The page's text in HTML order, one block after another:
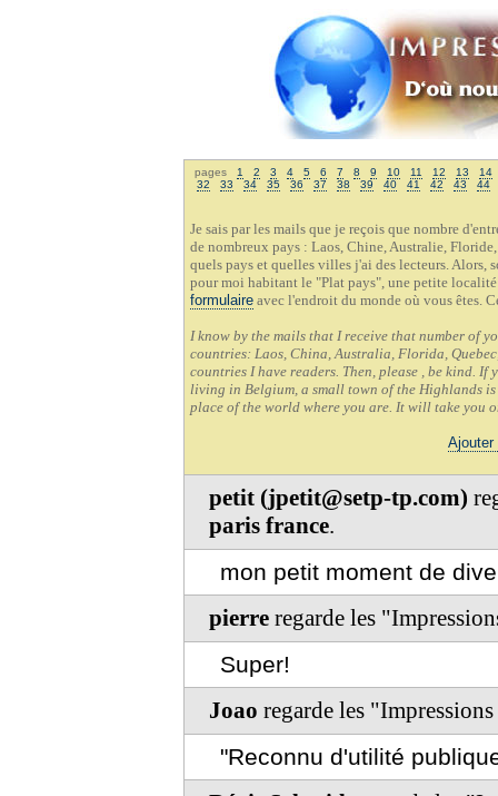
pages 1 2 3 4 5 6 7 8 9 10 11 12 13
14
32
33 34 35 36 37 38 39 40 41 42 43 44
Je sais par les mails que je reçois que nombre
de nombreux pays : Laos, Chine, Australie,
quels pays et quelles villes j'ai des lecteurs. Alors,
pour moi habitant le "Plat pays", une petite
formulaire avec l'endroit du monde où vous êtes.
I know by the mails that I receive that number of
countries: Laos, China, Australia, Florida,
countries I have readers. Then, please , be kind.
living in Belgium, a small town of the Highlands
place of the world where you are. It will take you
Ajouter
petit (jpetit@setp-tp.com)
paris france.
mon petit moment de
pierre regarde les
Super!
Joao regarde les
"Reconnu d'utilité